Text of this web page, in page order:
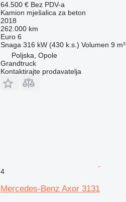
64.500 € Bez PDV-a
Kamion mješalica za beton
2018
262.000 km
Euro 6
Snaga 316 kW (430 k.s.) Volumen 9 m³
Poljska, Opole
Grandtruck
Kontaktirajte prodavatelja
4
Mercedes-Benz Axor 3131